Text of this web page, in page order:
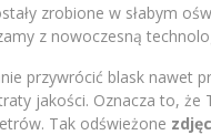
zrobione w słabym
z nowoczesną
przywrócić blask nawet
jakości. Oznacza to, że
Tak odświeżone